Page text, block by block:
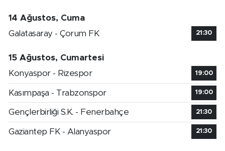
14 Ağustos, Cuma
Galatasaray - Çorum FK
21:30
15 Ağustos, Cumartesi
Konyaspor - Rizespor
19:00
Kasımpaşa - Trabzonspor 19:00
Gençlerbirliği S.K. - Fenerbahçe 21:30
Gaziantep FK - Alanyaspor 21:30